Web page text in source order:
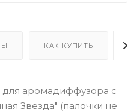
КАК КУПИТЬ
аромадиффузора с
Звезда" (палочки не